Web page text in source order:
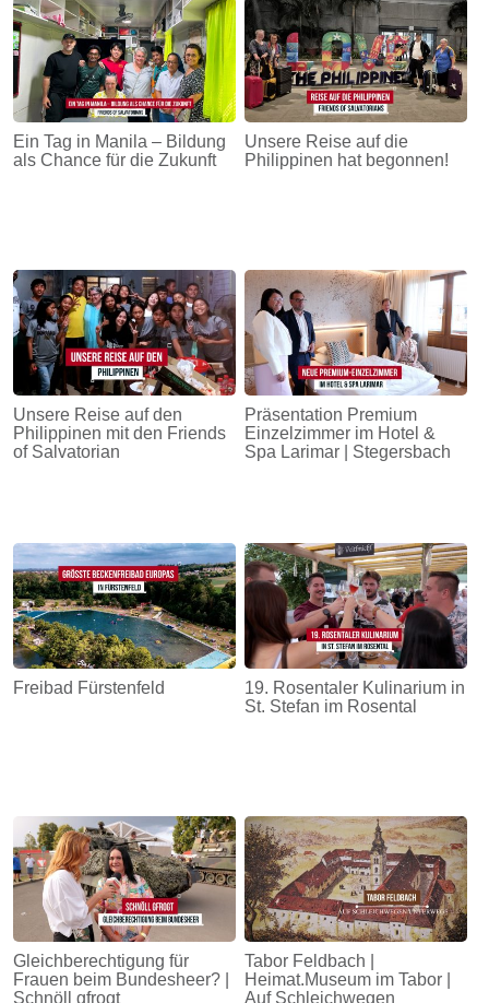
Ein Tag in Manila – Bildung
als Chance für die Zukunft
Unsere Reise auf die
Philippinen hat begonnen!
Unsere Reise auf den
Philippinen mit den Friends
of Salvatorian
Präsentation Premium
Einzelzimmer im Hotel &
Spa Larimar | Stegersbach
Freibad Fürstenfeld
19. Rosentaler Kulinarium in
St. Stefan im Rosental
Gleichberechtigung für
Frauen beim Bundesheer? |
Schnöll gfrogt
Tabor Feldbach |
Heimat.Museum im Tabor |
Auf Schleichwegen